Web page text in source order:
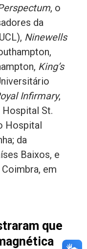
, o
da
Ninewells
King’s
Infirmary,
St.
Hospital
da
Baixos, e
em
que